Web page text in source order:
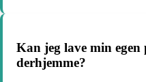
Kan jeg lave min egen
derhjemme?